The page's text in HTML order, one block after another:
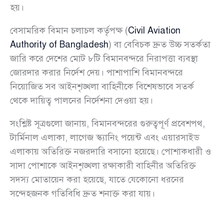
হয়।
বেসামরিক বিমান চলাচল কর্তৃপক্ষ (Civil Aviation
Authority of Bangladesh) বা বেবিচক দ্রুত উচ্চ সতর্কতা
জারি করে দেশের মোট ৮টি বিমানবন্দরে নিরাপত্তা ব্যবস্থা
জোরদার করার নির্দেশ দেয়। পাশাপাশি বিমানবন্দরে
নিয়োজিত সব আইনশৃঙ্খলা বাহিনীকে বিশেষভাবে সতর্ক
থেকে দায়িত্ব পালনের নির্দেশনা দেওয়া হয়।
সংশ্লিষ্ট সূত্রগুলো জানায়, বিমানবন্দরের গুরুত্বপূর্ণ প্রবেশপথ,
টার্মিনাল এলাকা, লাগেজ স্ক্যানিং পয়েন্ট এবং এয়ারসাইড
এলাকায় অতিরিক্ত নজরদারি বসানো হয়েছে। পোশাকধারী ও
সাদা পোশাকে আইনশৃঙ্খলা রক্ষাকারী বাহিনীর অতিরিক্ত
সদস্য মোতায়েন করা হয়েছে, যাতে যেকোনো ধরনের
সন্দেহজনক গতিবিধি দ্রুত শনাক্ত করা যায়।